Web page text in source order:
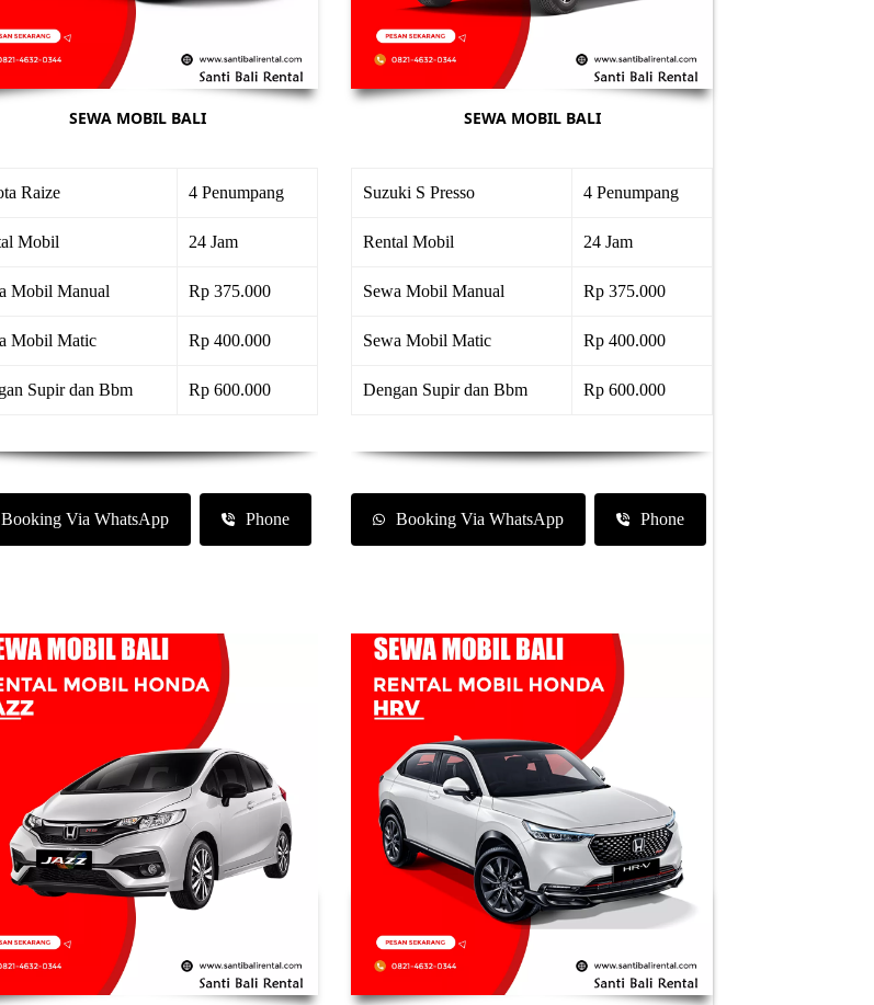
SEWA MOBIL BALI
Raize 4 Penumpang
Mobil 24 Jam
Mobil Manual Rp 375.000
Mobil Matic Rp 400.000
Supir dan Bbm Rp 600.000
Booking Via WhatsApp Phone
SEWA MOBIL BALI
Suzuki S Presso 4 Penumpang
Rental Mobil 24 Jam
Sewa Mobil Manual Rp 375.000
Sewa Mobil Matic Rp 400.000
Dengan Supir dan Bbm Rp 600.000
Booking Via WhatsApp Phone